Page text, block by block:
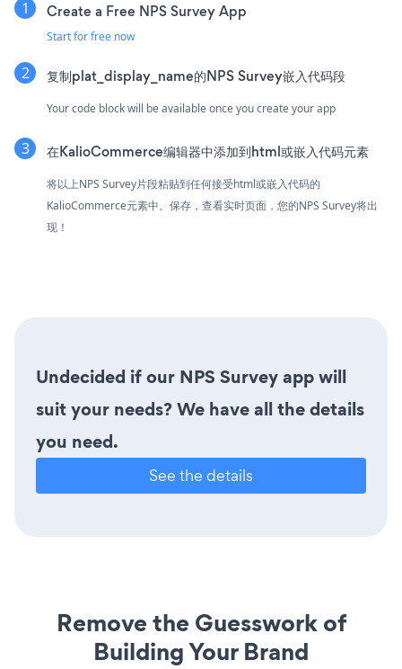
Create a Free NPS Survey App
Start for free now
复制plat_display_name的NPS Survey嵌入代码段
Your code block will be available once you create your app
在KalioCommerce编辑器中添加到html或嵌入代码元素
将以上NPS Survey片段粘贴到任何接受html或嵌入代码的
KalioCommerce元素中。保存，查看实时页面，您的NPS Survey将出
现！
Undecided if our NPS Survey app will
suit your needs? We have all the details
you need.
See the details
Remove the Guesswork of
Building Your Brand